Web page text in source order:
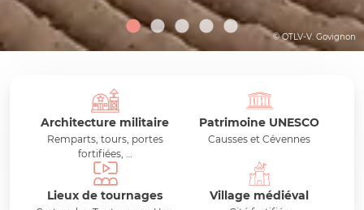
© OTLV-V. Govignon
Architecture militaire
Remparts, tours, portes
fortifiées, …
Patrimoine UNESCO
Causses et Cévennes
Lieux de tournages Village médiéval